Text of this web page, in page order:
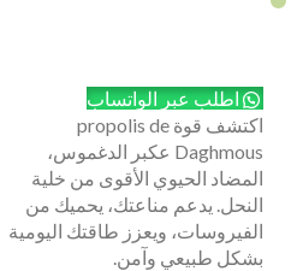
اطلب عبر الواتساب
اكتشف قوة propolis de
Daghmous عكبر الدغموس،
المضاد الحيوي الأقوى من خلية
النحل. يدعم مناعتك، يحميك من
الفيروسات، ويعزز طاقتك اليومية
بشكل طبيعي وآمن.